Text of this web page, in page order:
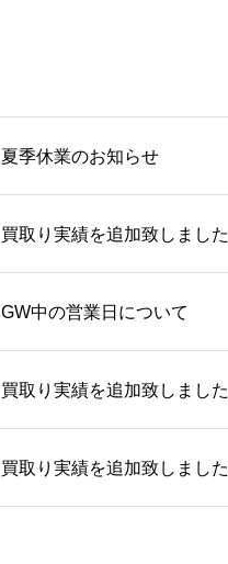
夏季休業のお知らせ
買取り実績を追加致しました
GW中の営業日について
買取り実績を追加致しました
買取り実績を追加致しました